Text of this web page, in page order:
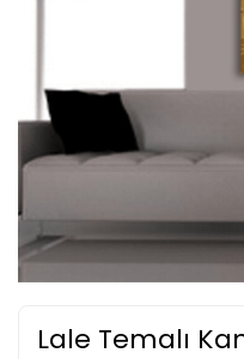
Lale Temalı